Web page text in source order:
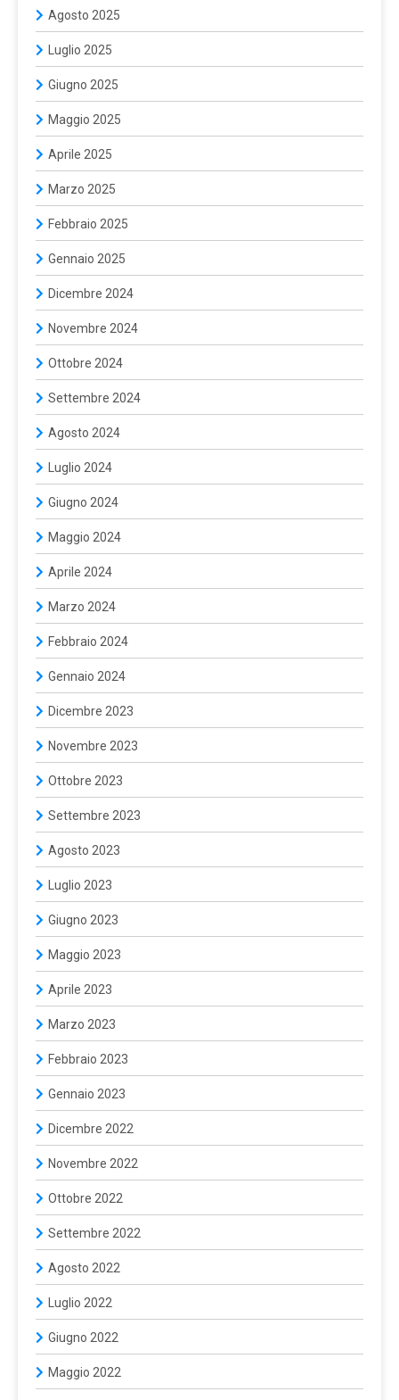
Agosto 2025
Luglio 2025
Giugno 2025
Maggio 2025
Aprile 2025
Marzo 2025
Febbraio 2025
Gennaio 2025
Dicembre 2024
Novembre 2024
Ottobre 2024
Settembre 2024
Agosto 2024
Luglio 2024
Giugno 2024
Maggio 2024
Aprile 2024
Marzo 2024
Febbraio 2024
Gennaio 2024
Dicembre 2023
Novembre 2023
Ottobre 2023
Settembre 2023
Agosto 2023
Luglio 2023
Giugno 2023
Maggio 2023
Aprile 2023
Marzo 2023
Febbraio 2023
Gennaio 2023
Dicembre 2022
Novembre 2022
Ottobre 2022
Settembre 2022
Agosto 2022
Luglio 2022
Giugno 2022
Maggio 2022